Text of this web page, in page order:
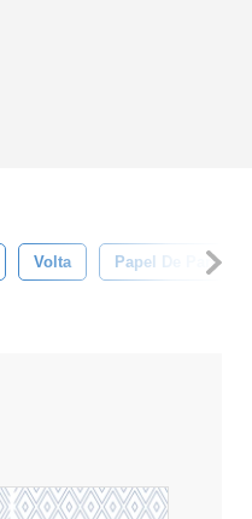
Volta Papel De Parede